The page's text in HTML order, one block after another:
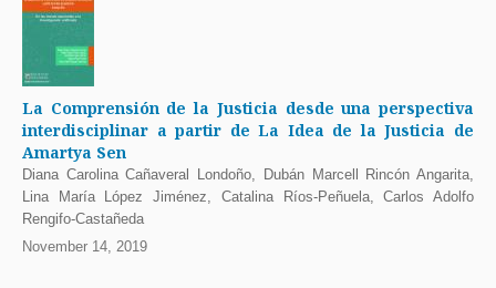
La Comprensión de la Justicia desde una perspectiva
interdisciplinar a partir de La Idea de la Justicia de
Amartya Sen
Diana Carolina Cañaveral Londoño, Dubán Marcell Rincón Angarita,
Lina María López Jiménez, Catalina Ríos-Peñuela, Carlos Adolfo
Rengifo-Castañeda
November 14, 2019